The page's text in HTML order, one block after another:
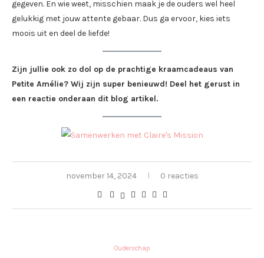
gegeven. En wie weet, misschien maak je de ouders wel heel
gelukkig met jouw attente gebaar. Dus ga ervoor, kies iets
moois uit en deel de liefde!
Zijn jullie ook zo dol op de prachtige kraamcadeaus van
Petite Amélie? Wij zijn super benieuwd! Deel het gerust in
een reactie onderaan dit blog artikel.
november 14, 2024 0 reacties
Ouderschap